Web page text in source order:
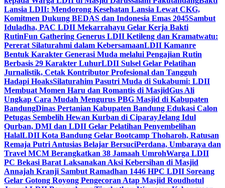
Lansia LDII: Mendorong Kesehatan Lansia Lewat CKG,
Komitmen Dukung BEDAS dan Indonesia Emas 2045Sambut
Iduladha, PAC LDII Mekarrahayu Gelar Kerja Bakti
RutinFun Gathering Generus LDII Ketileng dan Kramatwatu:
Pererat Silaturahmi dalam KebersamaanLDII Kamanre
Bentuk Karakter Generasi Muda melalui Pengajian Rutin
Berbasis 29 Karakter LuhurLDII Sulsel Gelar Pelatihan
Jurnalistik, Cetak Kontributor Profesional dan Tangguh
Hadapi HoaksSilaturahim Pasutri Muda di Sukabumi: LDII
Membuat Momen Haru dan Romantis di MasjidGus Ali
Ungkap Cara Mudah Mengurus PBG Masjid di Kabupaten
BandungDinas Pertanian Kabupaten Bandung Edukasi Calon
Petugas Sembelih Hewan Kurban di CiparayJelang Idul
Qurban, DMI dan LDII Gelar Pelatihan Penyembelihan
HalalLDII Kota Bandung Gelar Bootcamp Thoharoh, Ratusan
Remaja Putri Antusias Belajar BersuciPerdana, Umbaraya dan
Travel MCM Berangkatkan 38 Jamaah UmrohWarga LDII
PC Bekasi Barat Laksanakan Aksi Kebersihan di Masjid
Annajah Kranji Sambut Ramadhan 1446 HPC LDII Soreang
Gelar Gotong Royong Pengecoran Atap Masjid Roudhotul